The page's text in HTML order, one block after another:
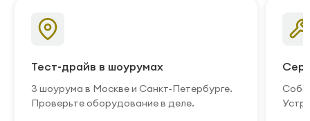
Тест-драйв в шоурумах
3 шоурума в Москве и Санкт-Петербурге.
Проверьте оборудование в деле.